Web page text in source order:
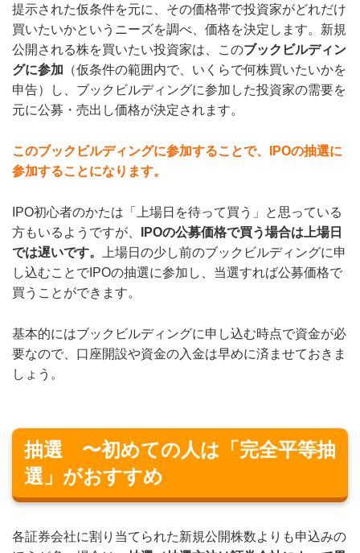
提示された仮条件を元に、その価格帯で投資家がどれだけ
買いたいかというニーズを調べ、価格を決定します。新規
公開される株を買いたい投資家は、このブックビルディン
グに参加 （仮条件の範囲内で、いくらで何株買いたいかを
申告）し、ブックビルディングに参加した投資家の需要を
元に公募・売出し価格が決定されます。
このブックビルディングに参加することで、IPOの抽選に
参加することになります。
IPO初心者のかたは「上場日を待って買う」と思っている
方もいるようですが、
IPOの公募価格で買う場合は上場日
では遅いです。
上場日の少し前のブックビルディングに申
し込むことでIPOの抽選に参加し、当選すれば公募価格で
買うことができます。
基本的にはブックビルディングに申し込む時点で資金が必
要なので、口座開設や資金の入金は早めに済ませておきま
しょう。
抽選 〜初めての人は「完全平等抽
選」がおすすめ
各証券会社に割り当てられた新規公開株数よりも申込みの